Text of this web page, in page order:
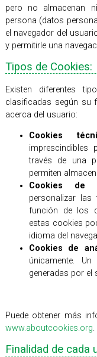
pero no almacenan
persona (datos
el navegador del
y permitirle una
Tipos de Cookies:
Existen diferentes
clasificadas según su
acerca del usuario:
Cookies
imprescindibles
través de una
permiten
Cookies de
personalizar
función de los
estas cookies
idioma del
Cookies de
únicamente.
generadas por el
Puede obtener más
www.aboutcookies.org.
Finalidad de cada